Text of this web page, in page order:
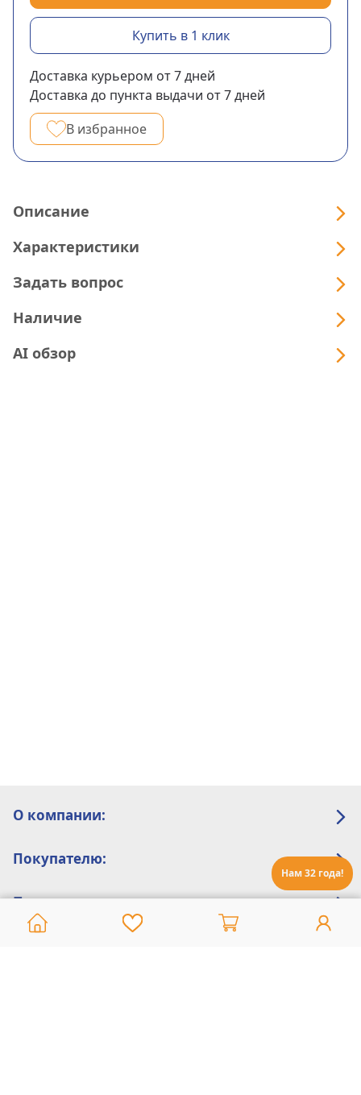
Нам 32 года!
Купить в 1 клик
Доставка курьером от 7дней
Доставка до пункта выдачи от 7дней
В избранное
Описание
Характеристики
Задать вопрос
Наличие
AI обзор
О компании:
Покупателю:
Помощь: